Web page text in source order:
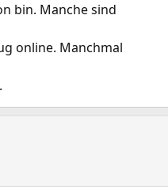
bin. Manche sind
online. Manchmal